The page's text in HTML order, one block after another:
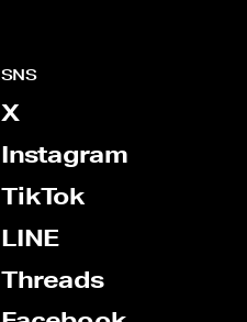
SNS
X
Instagram
TikTok
LINE
Threads